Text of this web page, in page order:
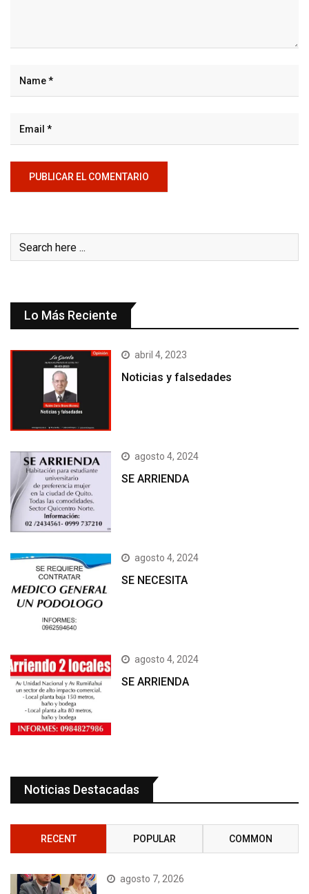
Lo Más Reciente
abril 4, 2023
Noticias y falsedades
agosto 4, 2024
SE ARRIENDA
agosto 4, 2024
SE NECESITA
agosto 4, 2024
SE ARRIENDA
Noticias Destacadas
RECENT POPULAR COMMON
agosto 7, 2026